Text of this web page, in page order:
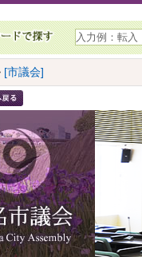
[市議会]